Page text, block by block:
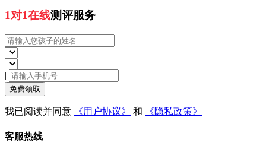
1对1在线测评服务
|
免费领取
我已阅读并同意 《用户协议》 和 《隐私政策》
客服热线